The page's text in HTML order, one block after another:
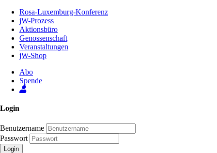
Inhalt
Seite
Rosa-Luxemburg-Konferenz
jW-Prozess
Aktionsbüro
Genossenschaft
Veranstaltungen
jW-Shop
Abo
Spende
Login
Benutzername
Passwort
Login